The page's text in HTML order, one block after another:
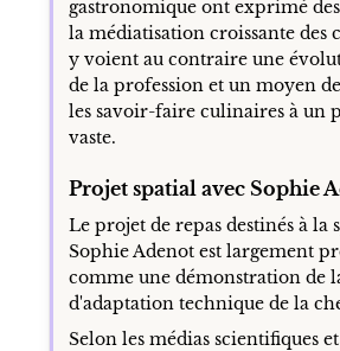
gastronomique ont exprimé
la médiatisation croissante des
y voient au contraire une
de la profession et un moyen
les savoir-faire culinaires à un
vaste.
Projet spatial avec Sophie
Le projet de repas destinés à la
Sophie Adenot est largement
comme une démonstration de
d'adaptation technique de la
Selon les médias scientifiques